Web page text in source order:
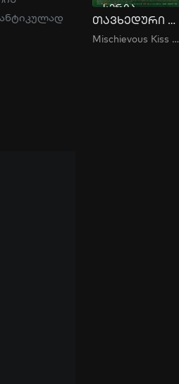
სერია
თავხედური კოცნა
Mischievous Kiss /장난스런 키스